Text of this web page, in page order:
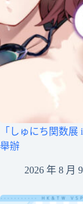
「しゅにち関数展
舉辦
2026 年 8 月